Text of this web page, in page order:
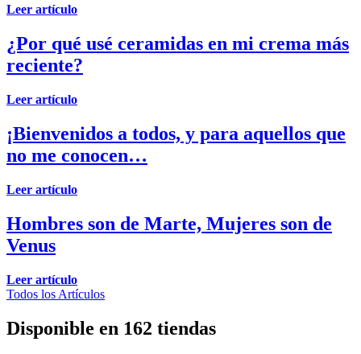
Leer artículo
¿Por qué usé ceramidas en mi crema más
reciente?
Leer artículo
¡Bienvenidos a todos, y para aquellos que
no me conocen…
Leer artículo
Hombres son de Marte, Mujeres son de
Venus
Leer artículo
Todos los Artículos
Disponible en 162 tiendas